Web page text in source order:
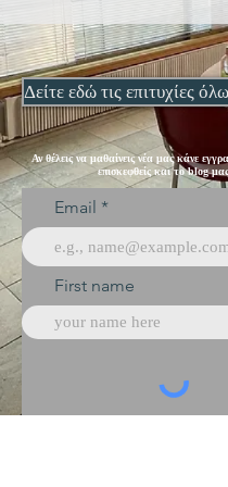
Δείτε εδώ τις επιτυχίες
Email
First name
Αν θέλεις να μαθαίνεις νέα μας κάνε
επισκεφθείς και το blog μας